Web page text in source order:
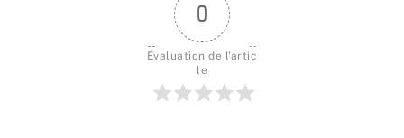
0
Évaluation de l'artic
le